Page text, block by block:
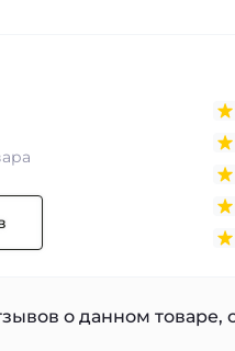
о данном товаре,